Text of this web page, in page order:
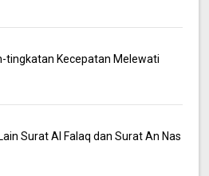
tingkatan Kecepatan Melewati
Surat Al Falaq dan Surat An Nas